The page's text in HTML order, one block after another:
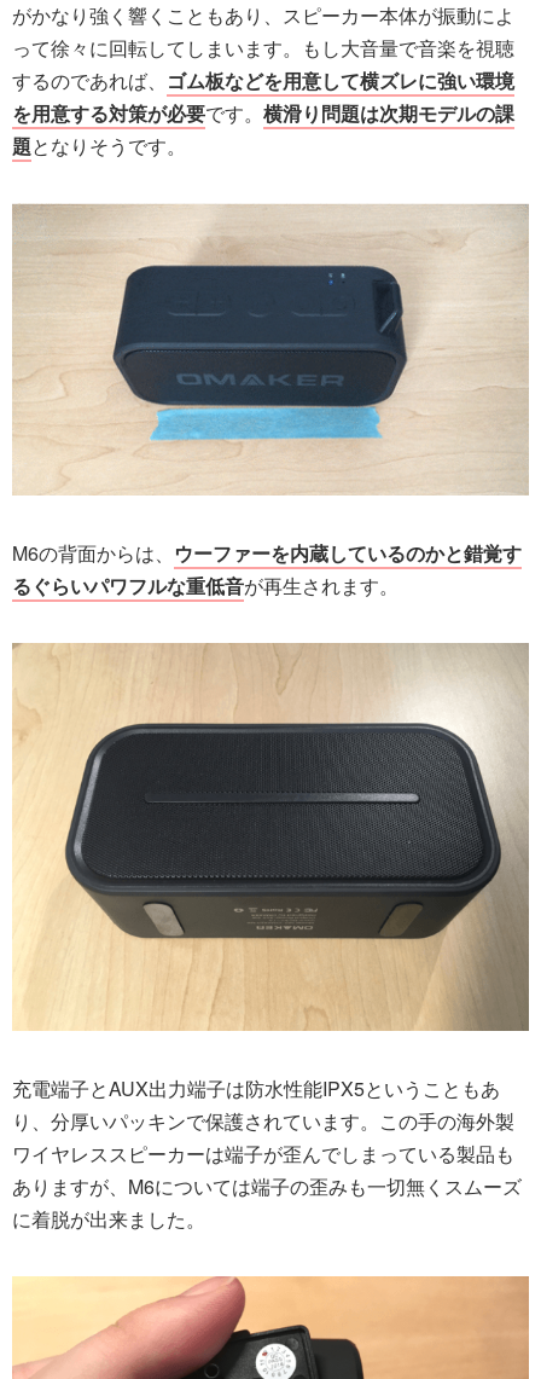
がかなり強く響くこともあり、スピーカー本体が振動によ
って徐々に回転してしまいます。もし大音量で音楽を視聴
するのであれば、 ゴム板などを用意して横ズレに強い環境
を用意する対策が必要です。 横滑り問題は次期モデルの課
題となりそうです。
M6の背面からは、 ウーファーを内蔵しているのかと錯覚す
るぐらいパワフルな重低音が再生されます。
充電端子とAUX出力端子は防水性能IPX5ということもあ
り、分厚いパッキンで保護されています。この手の海外製
ワイヤレススピーカーは端子が歪んでしまっている製品も
ありますが、M6については端子の歪みも一切無くスムーズ
に着脱が出来ました。